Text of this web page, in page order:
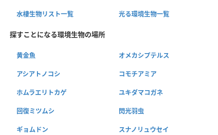
水棲生物リスト一覧 光る環境生物一覧
探すことになる環境生物の場所
黄金魚 オメカシプテルス
アシアトノコシ コモチアミア
ホムラエリトカゲ ユキダマコガネ
回復ミツムシ 閃光羽虫
ギョムドン スナノリュウセイ